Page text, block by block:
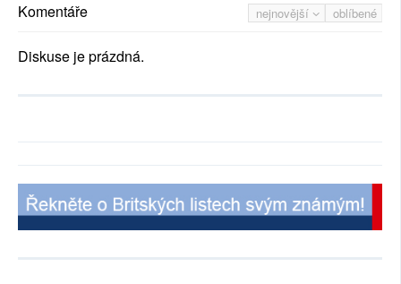
nejnovější oblíbené
Komentáře
Diskuse je prázdná.